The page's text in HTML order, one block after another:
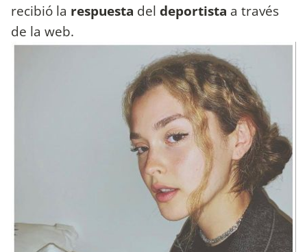
recibió la respuesta del deportista a través
de la web.